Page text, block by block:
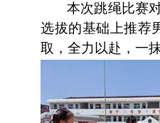
本次跳绳比赛
选拔的基础上推荐
取，全力以赴，一